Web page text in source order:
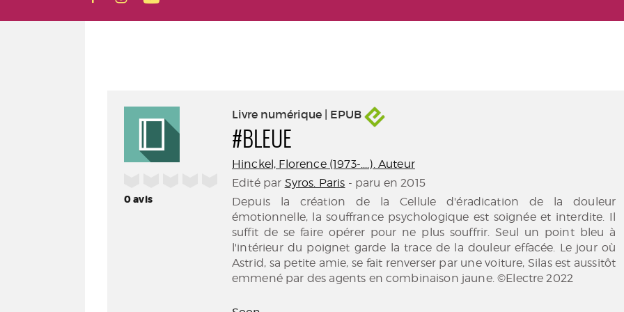
0avis
Livre numérique | EPUB
#BLEUE
Hinckel, Florence (1973-....). Auteur
Edité par Syros. Paris - paru en 2015
Depuis la création de la Cellule d'éradication de la douleur
émotionnelle, la souffrance psychologique est soignée et interdite. Il
suffit de se faire opérer pour ne plus souffrir. Seul un point bleu à
l'intérieur du poignet garde la trace de la douleur effacée. Le jour où
Astrid, sa petite amie, se fait renverser par une voiture, Silas est aussitôt
emmené par des agents en combinaison jaune. ©Electre 2022